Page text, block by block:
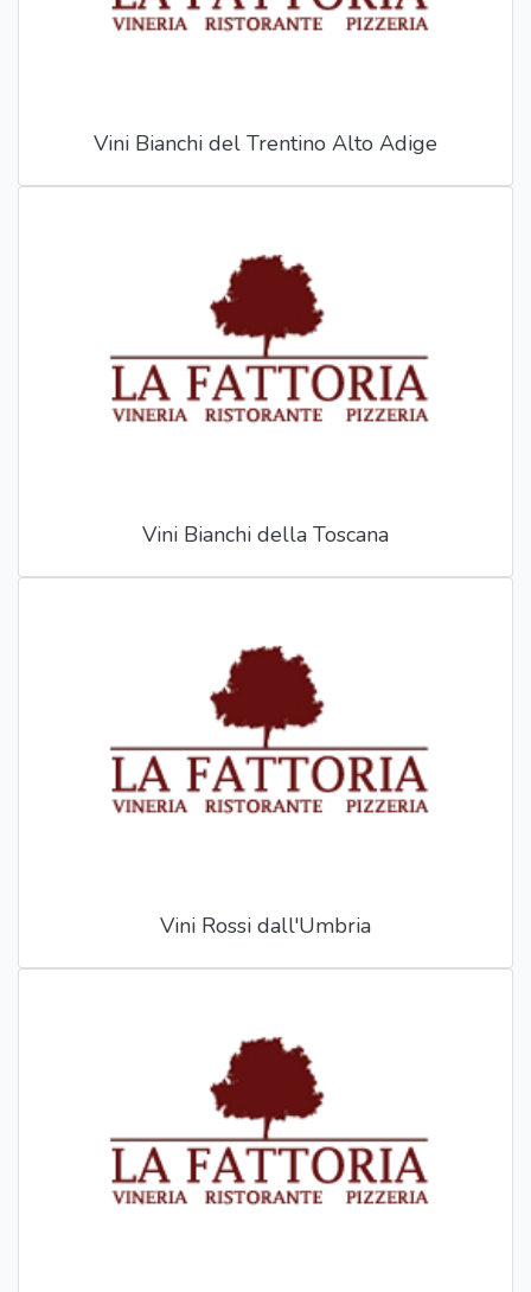
Vini Bianchi del Trentino Alto Adige
Vini Bianchi della Toscana
Vini Rossi dall'Umbria